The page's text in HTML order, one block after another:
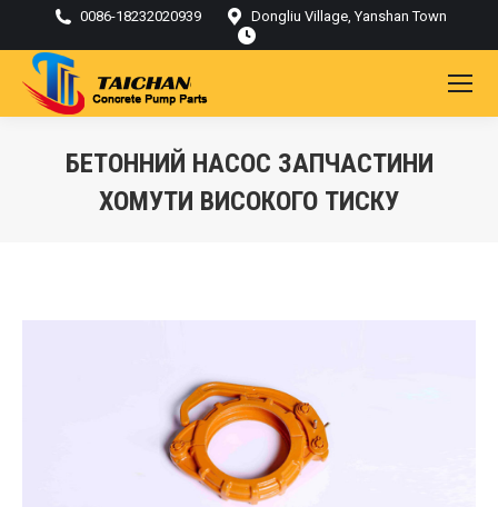
0086-18232020939 Dongliu Village, Yanshan Town
БЕТОННИЙ НАСОС ЗАПЧАСТИНИ
ХОМУТИ ВИСОКОГО ТИСКУ